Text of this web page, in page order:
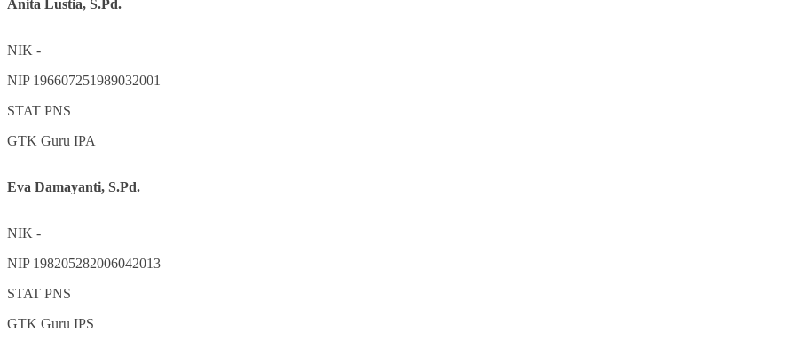
Anita Lustia, S.Pd.
NIK -
NIP 196607251989032001
STAT PNS
GTK Guru IPA
Eva Damayanti, S.Pd.
NIK -
NIP 198205282006042013
STAT PNS
GTK Guru IPS